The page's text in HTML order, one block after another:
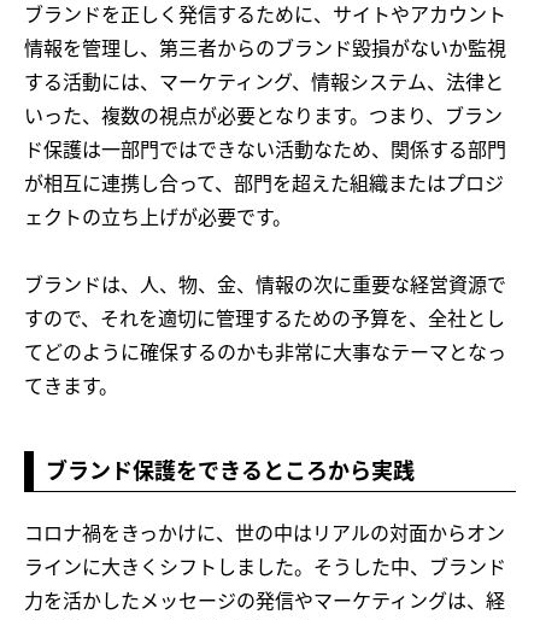
ブランドを正しく発信するために、サイトやアカウント
情報を管理し、第三者からのブランド毀損がないか監視
する活動には、マーケティング、情報システム、法律と
いった、複数の視点が必要となります。つまり、ブラン
ド保護は一部門ではできない活動なため、関係する部門
が相互に連携し合って、部門を超えた組織またはプロジ
ェクトの立ち上げが必要です。
ブランドは、人、物、金、情報の次に重要な経営資源で
すので、それを適切に管理するための予算を、全社とし
てどのように確保するのかも非常に大事なテーマとなっ
てきます。
ブランド保護をできるところから実践
コロナ禍をきっかけに、世の中はリアルの対面からオン
ラインに大きくシフトしました。そうした中、ブランド
力を活かしたメッセージの発信やマーケティングは、経